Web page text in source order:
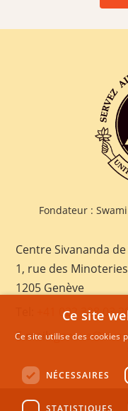
Fondateur :
Centre Sivananda
1, rue des
1205 Genève
+41 022 328 03
E-mail:
Ce site
Ce site utilise des cookies
NÉCESSAIRES
STATISTIQUES